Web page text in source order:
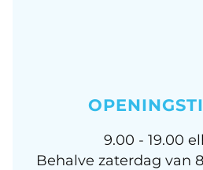
9.00 - 19.00
Behalve zaterdag van